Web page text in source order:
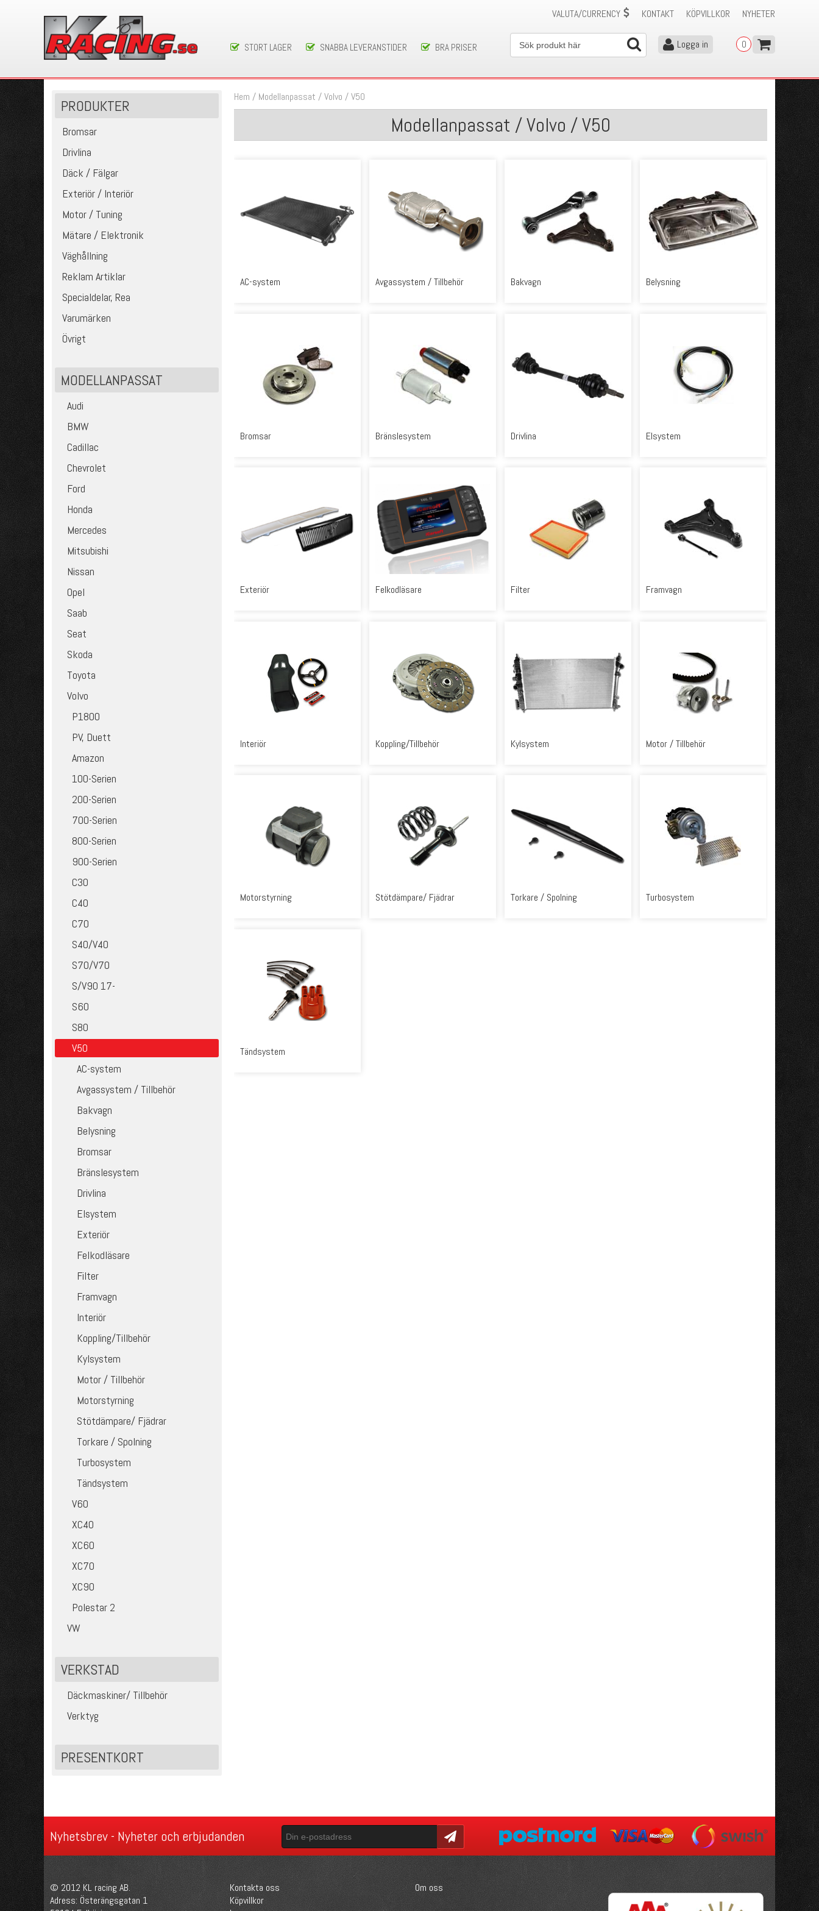
NYHETER
KÖPVILLKOR
KONTAKT
VALUTA/CURRENCY
STORT LAGER SNABBA LEVERANSTIDER BRA PRISER 0
Logga in
PRODUKTER
Bromsar
Drivlina
Däck / Fälgar
Exteriör / Interiör
Motor / Tuning
Mätare / Elektronik
Väghållning
Reklam Artiklar
Specialdelar, Rea
Varumärken
Övrigt
MODELLANPASSAT
Audi
BMW
Cadillac
Chevrolet
Ford
Honda
Mercedes
Mitsubishi
Nissan
Opel
Saab
Seat
Skoda
Toyota
Volvo
P1800
PV, Duett
Amazon
100-Serien
200-Serien
700-Serien
800-Serien
900-Serien
C30
C40
C70
S40/V40
S70/V70
S/V90 17-
S60
S80
V50
AC-system
Avgassystem / Tillbehör
Bakvagn
Belysning
Bromsar
Bränslesystem
Drivlina
Elsystem
Exteriör
Felkodläsare
Filter
Framvagn
Interiör
Koppling/Tillbehör
Kylsystem
Motor / Tillbehör
Motorstyrning
Stötdämpare/ Fjädrar
Torkare / Spolning
Turbosystem
Tändsystem
V60
XC40
XC60
XC70
XC90
Polestar 2
VW
VERKSTAD
Däckmaskiner/ Tillbehör
Verktyg
PRESENTKORT
Hem / Modellanpassat /Volvo /V50
Modellanpassat / Volvo / V50
AC-system Avgassystem / Tillbehör Bakvagn Belysning
Bromsar Bränslesystem Drivlina Elsystem
Exteriör Felkodläsare Filter Framvagn
Interiör Koppling/Tillbehör Kylsystem Motor / Tillbehör
Motorstyrning Stötdämpare/ Fjädrar Torkare / Spolning Turbosystem
Tändsystem
Nyhetsbrev - Nyheter och erbjudanden Skicka
© 2012 KL racing AB.
Adress: Österängsgatan 1
Kontakta oss
Köpvillkor
Om oss